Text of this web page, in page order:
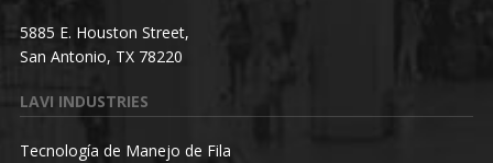
5885 E. Houston Street,
San Antonio, TX 78220
LAVI INDUSTRIES
Tecnología de Manejo de Fila